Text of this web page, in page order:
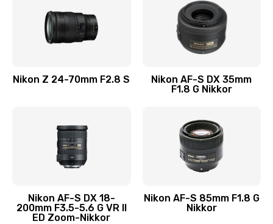
Nikon Z 24-70mm F2.8 S
Nikon AF-S DX 35mm
F1.8 G Nikkor
Nikon AF-S DX 18-
200mm F3.5-5.6 G VR II
ED Zoom-Nikkor
Nikon AF-S 85mm F1.8 G
Nikkor